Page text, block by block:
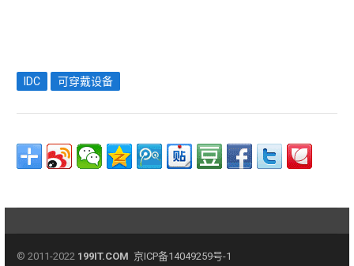
IDC 可穿戴设备
© 2011-2022 199IT.COM 京ICP备14049259号-1